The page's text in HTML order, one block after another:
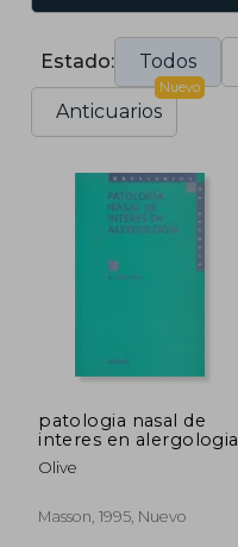
Estado: Todos
Anticuarios
Nuevo
patologia nasal de
interes en alergologia
Olive
Masson, 1995, Nuevo